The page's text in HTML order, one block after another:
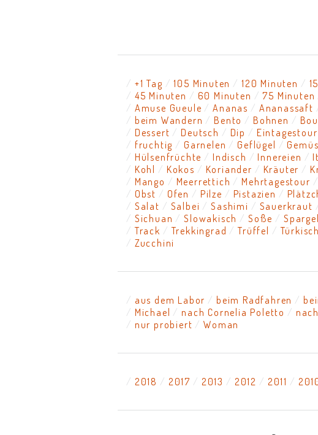
+1 Tag 105 Minuten 120 Minuten
45 Minuten
60 Minuten 75 Minuten
Amuse Gueule
Ananas Ananassaft
beim Wandern
Bento Bohnen
Dessert
Deutsch Dip Eintagestour
fruchtig
Garnelen Geflügel
Hülsenfrüchte
Indisch Innereien
Kohl
Kokos Koriander Kräuter
Mango
Meerrettich Mehrtagestour
Obst
Ofen Pilze Pistazien
Salat
Salbei Sashimi Sauerkraut
Sichuan
Slowakisch Soße Spargel
Track
Trekkingrad Trüffel Türkisch
Zucchini
aus dem Labor beim Radfahren
Michael
nach Cornelia Poletto
nur probiert
Woman
2018 2017 2013 2012 2011